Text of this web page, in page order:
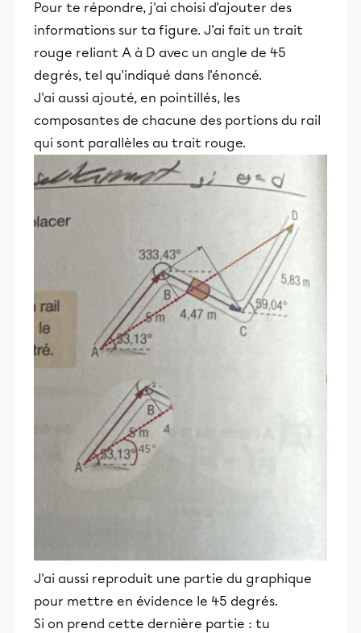
Pour te répondre, j'ai choisi d'ajouter des
informations sur ta figure. J'ai fait un trait
rouge reliant A à D avec un angle de 45
degrés, tel qu'indiqué dans l'énoncé.
J'ai aussi ajouté, en pointillés, les
composantes de chacune des portions du rail
qui sont parallèles au trait rouge.
J'ai aussi reproduit une partie du graphique
pour mettre en évidence le 45 degrés.
Si on prend cette dernière partie : tu